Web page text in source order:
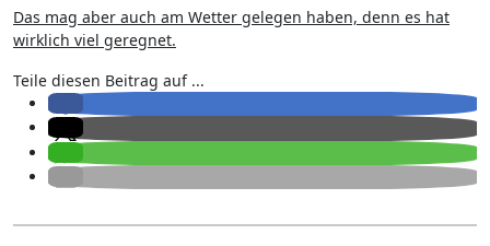
Das mag aber auch am Wetter gelegen haben, denn es hat
wirklich viel geregnet.
Teile diesen Beitrag auf ...